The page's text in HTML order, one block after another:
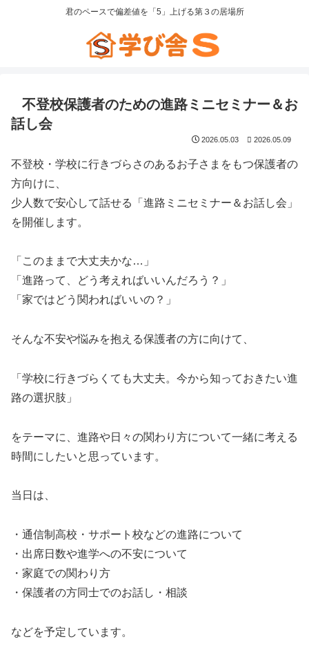
君のペースで偏差値を「5」上げる第３の居場所
不登校保護者のための進路ミニセミナー＆お
話し会
2026.05.03 2026.05.09
不登校・学校に行きづらさのあるお子さまをもつ保護者の
方向けに、
少人数で安心して話せる「進路ミニセミナー＆お話し会」
を開催します。
「このままで大丈夫かな…」
「進路って、どう考えればいいんだろう？」
「家ではどう関わればいいの？」
そんな不安や悩みを抱える保護者の方に向けて、
「学校に行きづらくても大丈夫。今から知っておきたい進
路の選択肢」
をテーマに、進路や日々の関わり方について一緒に考える
時間にしたいと思っています。
当日は、
・通信制高校・サポート校などの進路について
・出席日数や進学への不安について
・家庭での関わり方
・保護者の方同士でのお話し・相談
などを予定しています。